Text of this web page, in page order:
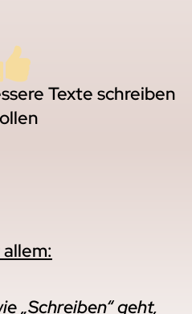
Texte schreiben
„Schreiben“ geht,